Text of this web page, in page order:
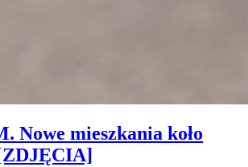
Nowe mieszkania koło